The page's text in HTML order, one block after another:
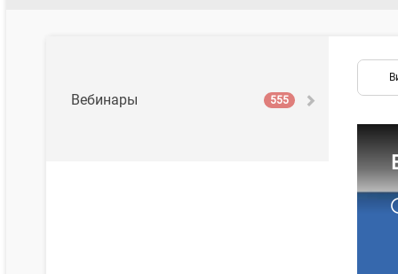
Вебинары 555